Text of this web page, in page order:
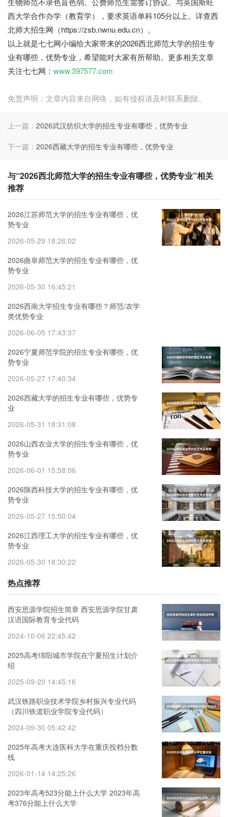
西大学合作办学（教育学），要求英语单科105分以上。详查西
北师大招生网（https://zsb.nwnu.edu.cn）。
以上就是七七网小编给大家带来的2026西北师范大学的招生专
业有哪些，优势专业，希望能对大家有所帮助。更多相关文章
关注七七网： www.397577.com
免责声明：文章内容来自网络，如有侵权请及时联系删除。
上一篇： 2026武汉纺织大学的招生专业有哪些，优势专业
下一篇： 2026西藏大学的招生专业有哪些，优势专业
与“2026西北师范大学的招生专业有哪些，优势专业”相关
推荐
2026江苏师范大学的招生专业有哪些，优
势专业
2026-05-29 18:26:02
2026曲阜师范大学的招生专业有哪些，优
势专业
2026-05-30 16:45:21
2026西南大学招生专业有哪些？师范/农学
类优势专业
2026-06-05 17:43:37
2026宁夏师范学院的招生专业有哪些，优
势专业
2026-05-27 17:40:34
2026西藏大学的招生专业有哪些，优势专
业
2026-05-31 18:31:08
2026山西农业大学的招生专业有哪些，优
势专业
2026-06-01 15:58:06
2026陕西科技大学的招生专业有哪些，优
势专业
2026-05-27 15:50:04
2026江西理工大学的招生专业有哪些，优
势专业
2026-05-30 18:30:22
热点推荐
西安思源学院招生简章 西安思源学院甘肃
汉语国际教育专业代码
2024-10-06 22:45:42
2025高考绵阳城市学院在宁夏招生计划介
绍
2025-09-20 14:45:16
武汉铁路职业技术学院乡村振兴专业代码
（四川铁道职业学院专业代码）
2024-09-30 05:42:42
2025年高考大连医科大学在重庆投档分数
线
2026-01-14 14:25:26
2023年高考523分能上什么大学 2023年高
考376分能上什么大学